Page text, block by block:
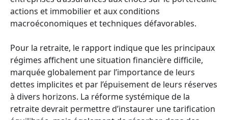
actions et immobilier et aux conditions
macroéconomiques et techniques défavorables.
Pour la retraite, le rapport indique que les principaux
régimes affichent une situation financière difficile,
marquée globalement par l’importance de leurs
dettes implicites et par l’épuisement de leurs réserves
à divers horizons. La réforme systémique de la
retraite devrait permettre d’instaurer une tarification